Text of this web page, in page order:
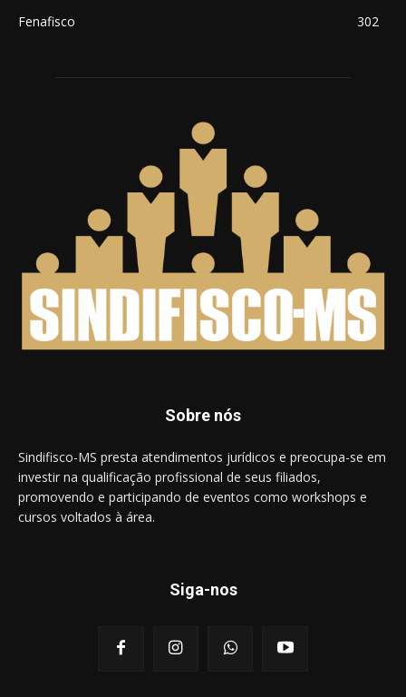
Fenafisco
302
Sobre nós
Sindifisco-MS presta atendimentos jurídicos e preocupa-se em
investir na qualificação profissional de seus filiados,
promovendo e participando de eventos como workshops e
cursos voltados à área.
Siga-nos